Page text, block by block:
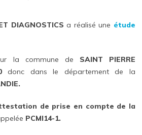
DIAGNOSTICS a réalisé une étude
la commune de SAINT PIERRE
donc dans le département de la
de prise en compte de la
PCMI14-1.